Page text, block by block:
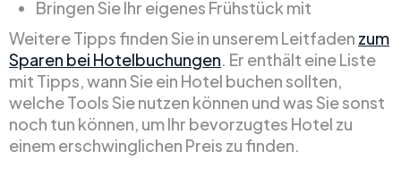
Bringen Sie Ihr eigenes Frühstück mit
Weitere Tipps finden Sie in unserem Leitfaden zum
Sparen bei Hotelbuchungen . Er enthält eine Liste
mit Tipps, wann Sie ein Hotel buchen sollten,
welche Tools Sie nutzen können und was Sie sonst
noch tun können, um Ihr bevorzugtes Hotel zu
einem erschwinglichen Preis zu finden.